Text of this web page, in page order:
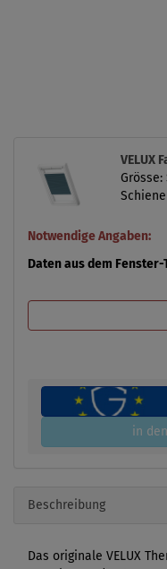
VELUX
Grösse:
Notwendige Angaben:
Daten aus dem
in
Beschreibung
Das originale VELUX